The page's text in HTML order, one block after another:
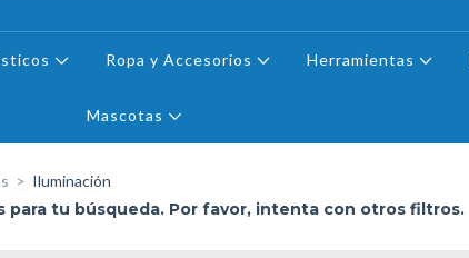
Ropa y Accesorios Herramientas
Mascotas
> Iluminación
para tu búsqueda. Por favor, intenta con otros filtros.